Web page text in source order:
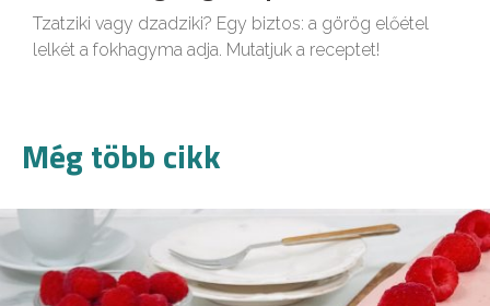
Tzatziki vagy dzadziki? Egy biztos: a görög előétel
lelkét a fokhagyma adja. Mutatjuk a receptet!
Még több cikk